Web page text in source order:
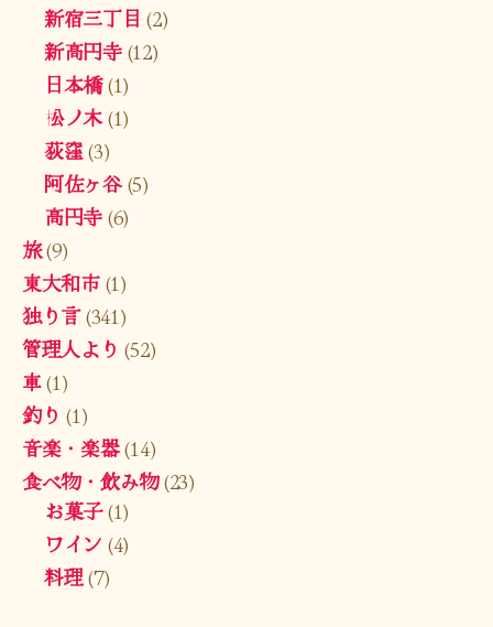
新宿三丁目 (2)
新高円寺(12)
日本橋(1)
松ノ木(1)
荻窪(3)
阿佐ヶ谷(5)
高円寺(6)
旅(9)
東大和市(1)
独り言(341)
管理人より (52)
車(1)
釣り (1)
音楽・楽器(14)
食べ物・飲み物(23)
お菓子(1)
ワイン (4)
料理(7)